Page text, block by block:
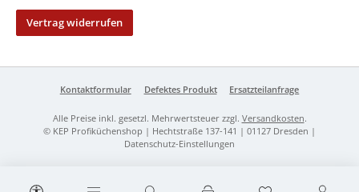
Vertrag widerrufen
Kontaktformular Defektes Produkt Ersatzteilanfrage
Alle Preise inkl. gesetzl. Mehrwertsteuer zzgl. Versandkosten.
© KEP Profiküchenshop | Hechtstraße 137-141 | 01127 Dresden |
Datenschutz-Einstellungen